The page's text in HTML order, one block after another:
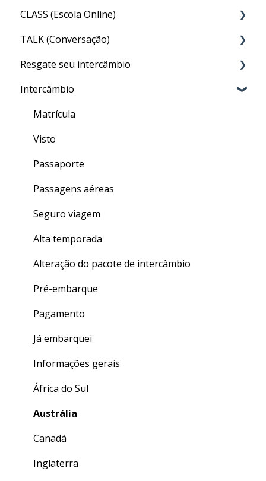
CLASS (Escola Online)
Acesso ao CLASS
Conteúdo do CLASS
Meu nível no CLASS
Como fazer as aulas de inglês geral do CLASS
Quizzes
Finalizando seu curso
Dúvidas gerais
TALK (Conversação)
Por que preciso fazer o TALK?
Aula particular (PRIVATE TALK)
Aula em grupo (GROUP TALK)
Dentro do TALK
Crédito de Aulas
Resgate seu intercâmbio
Resgate
Intercâmbio
Matrícula
Visto
Passaporte
Passagens aéreas
Seguro viagem
Alta temporada
Alteração do pacote de intercâmbio
Pré-embarque
Pagamento
Já embarquei
Informações gerais
África do Sul
Austrália
Canadá
Inglaterra